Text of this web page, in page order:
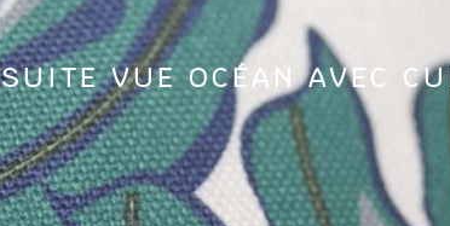
SUITE VUE OCÉAN AVEC